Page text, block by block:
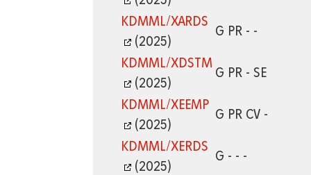
KDMML/XARDS
(2025)
G PR - -
KDMML/XDSTM
(2025)
G PR - SE
KDMML/XEEMP
(2025)
G PR CV -
KDMML/XERDS
(2025)
G - - -